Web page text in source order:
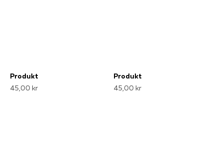
Produkt
45,00 kr
Produkt
45,00 kr